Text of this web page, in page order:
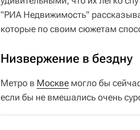
"РИА Недвижимость"
которые по своим сюжетам
Низвержение в бездну
Метро в Москве могло бы
если бы не вмешались очень